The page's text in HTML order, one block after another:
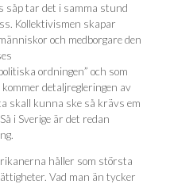
såp tar det i samma stund
Kollektivismen skapar
och medborgare den
ordningen” och som
detaljregleringen av
skall kunna ske så krävs em
i Sverige är det redan
håller som största
Vad man än tycker